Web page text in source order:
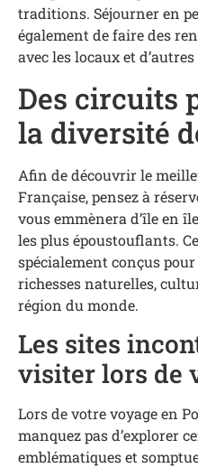
traditions. Séjourner en
également de faire des
avec les locaux et
Des circuits
la diversité
Afin de découvrir le
Française, pensez à
vous emmènera d’île en
les plus époustouflants.
spécialement conçus
richesses naturelles,
région du monde.
Les sites
visiter lors de
Lors de votre voyage en
manquez pas d’explorer
emblématiques et